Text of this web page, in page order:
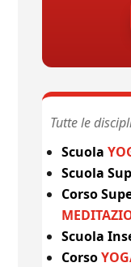
Tutte le
Scuola
Scuola
Corso
Scuola
Corso